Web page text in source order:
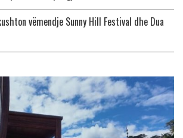
vëmendje Sunny Hill Festival dhe Dua